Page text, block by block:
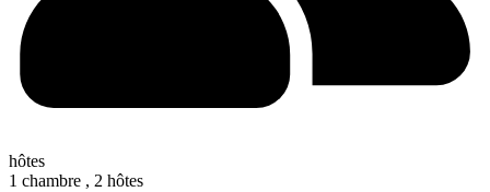
hôtes
1 chambre , 2 hôtes